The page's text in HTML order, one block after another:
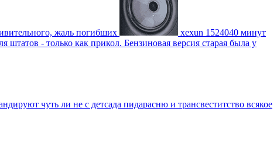
жаль погибших xexun 1524040 минут
- только как прикол. Бензиновая версия старая была у
чуть ли не с детсада пидарасню и трансвеститство всякое